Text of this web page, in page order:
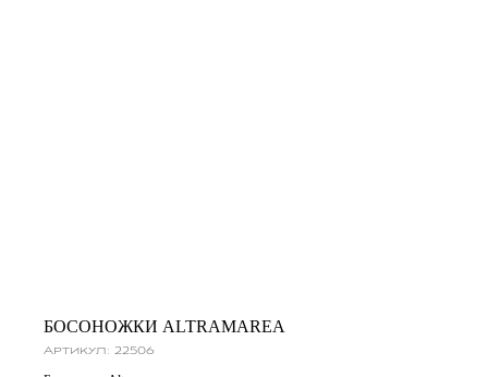
БОСОНОЖКИ ALTRAMAREA
Артикул: 22506